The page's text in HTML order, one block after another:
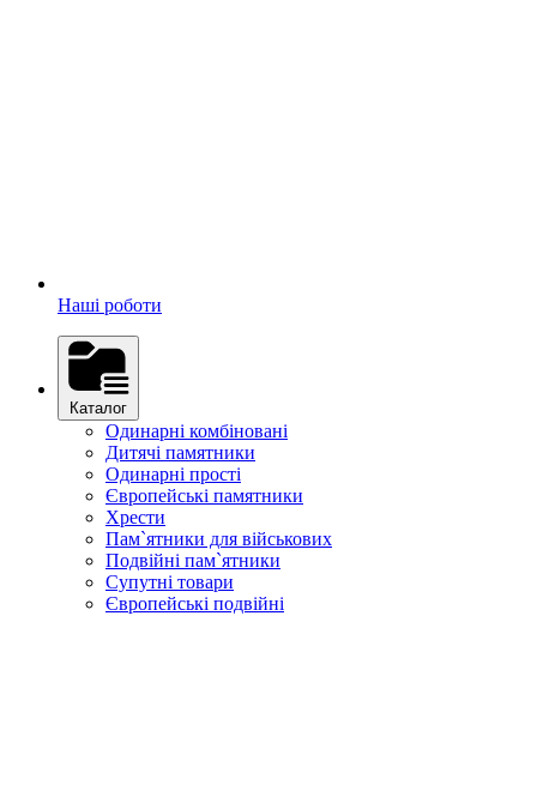
Наші роботи
Каталог
Одинарні комбіновані
Дитячі памятники
Одинарні прості
Європейські памятники
Хрести
Пам`ятники для військових
Подвійні пам`ятники
Супутні товари
Європейські подвійні